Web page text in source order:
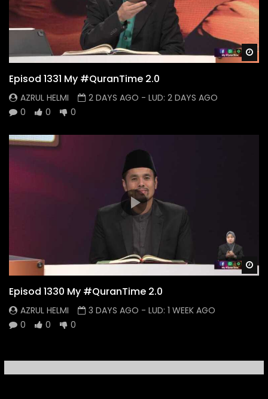
Episod 1331 My #QuranTime 2.0
AZRUL HELMI 2 DAYS AGO - LUD: 2 DAYS AGO
0
0 0
Episod 1330 My #QuranTime 2.0
AZRUL HELMI 3 DAYS AGO - LUD: 1 WEEK AGO
0
0 0